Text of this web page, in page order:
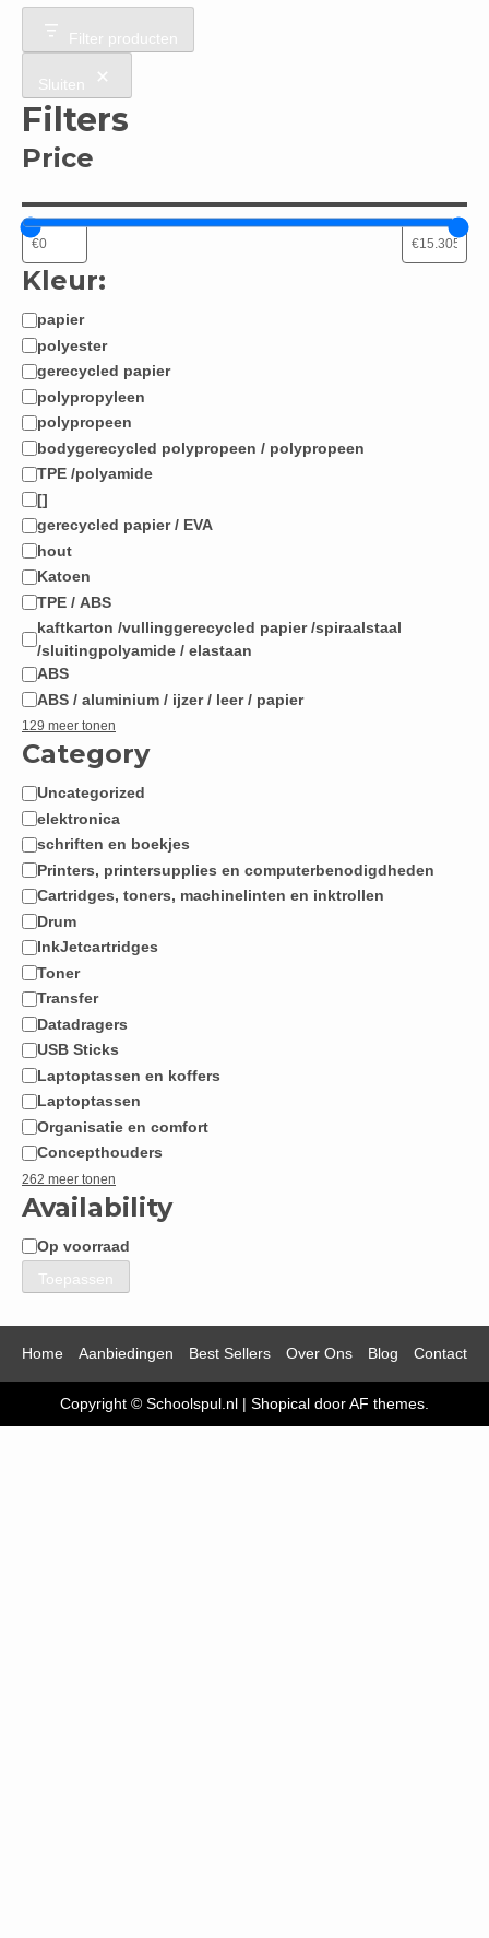
Filter producten
Sluiten
Filters
Price
Kleur:
Materiaal:
papier
polyester
gerecycled papier
polypropyleen
polypropeen
bodygerecycled polypropeen / polypropeen
TPE /polyamide
[]
gerecycled papier / EVA
hout
Katoen
TPE / ABS
kaftkarton /vullinggerecycled papier /spiraalstaal
/sluitingpolyamide / elastaan
ABS
ABS / aluminium / ijzer / leer / papier
129 meer tonen
Category
Categorie
Uncategorized
elektronica
schriften en boekjes
Printers, printersupplies en computerbenodigdheden
Cartridges, toners, machinelinten en inktrollen
Drum
InkJetcartridges
Toner
Transfer
Datadragers
USB Sticks
Laptoptassen en koffers
Laptoptassen
Organisatie en comfort
Concepthouders
262 meer tonen
Availability
Beschikbaarheid
Op voorraad
Toepassen
Home Aanbiedingen Best Sellers Over Ons Blog Contact
Copyright © Schoolspul.nl | Shopical door AF themes.